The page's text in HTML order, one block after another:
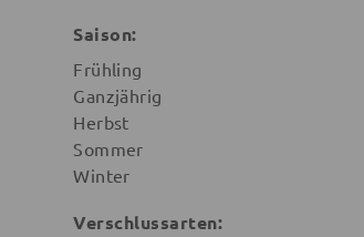
Saison:
Frühling
Ganzjährig
Herbst
Sommer
Winter
Verschlussarten: